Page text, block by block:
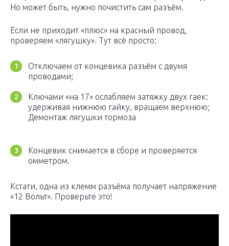
Но может быть, нужно почистить сам разъём.
Если не приходит «плюс» на красный провод,
проверяем «лягушку». Тут всё просто:
Отключаем от концевика разъём с двумя
проводами;
Ключами «на 17» ослабляем затяжку двух гаек:
удерживая нижнюю гайку, вращаем верхнюю;
Демонтаж лягушки тормоза
Концевик снимается в сборе и проверяется
омметром.
Кстати, одна из клемм разъёма получает напряжение
«12 Вольт». Проверьте это!